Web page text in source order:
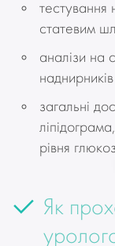
тестування
статевим
аналізи на
загальні
рівня
Як